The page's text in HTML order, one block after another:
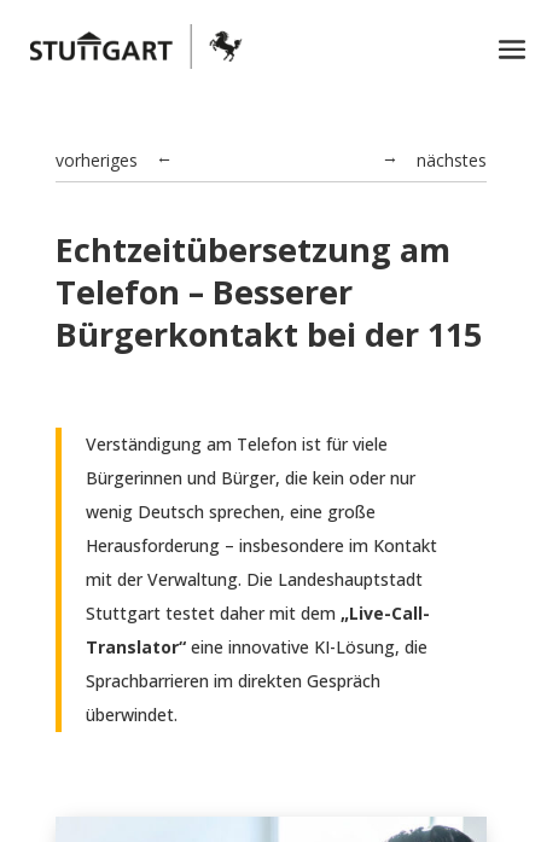
← nächstes
vorheriges →
Echtzeitübersetzung am
Telefon – Besserer
Bürgerkontakt bei der 115
Verständigung am Telefon ist für viele
Bürgerinnen und Bürger, die kein oder nur
wenig Deutsch sprechen, eine große
Herausforderung – insbesondere im Kontakt
mit der Verwaltung. Die Landeshauptstadt
Stuttgart testet daher mit dem „Live-Call-
Translator“eine innovative KI-Lösung, die
Sprachbarrieren im direkten Gespräch
überwindet.